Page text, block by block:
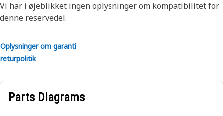
Vi har i øjeblikket ingen oplysninger om kompatibilitet for
denne reservedel.
Oplysninger om garanti
returpolitik
Parts Diagrams